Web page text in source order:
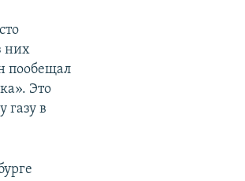
них
пообещал
Это
газу в